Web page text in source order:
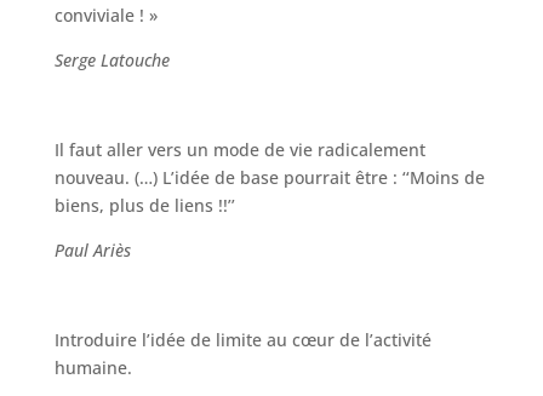
conviviale ! »
Serge Latouche
Il faut aller vers un mode de vie radicalement
nouveau. (…) L’idée de base pourrait être : ‘‘Moins de
biens, plus de liens !!’’
Paul Ariès
Introduire l’idée de limite au cœur de l’activité
humaine.